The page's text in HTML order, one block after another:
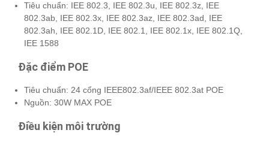
Tiêu chuẩn: IEE 802.3, IEE 802.3u, IEE 802.3z, IEE
802.3ab, IEE 802.3x, IEE 802.3az, IEE 802.3ad, IEE
802.3ah, IEE 802.1D, IEE 802.1, IEE 802.1x, IEE 802.1Q,
IEE 1588
Đặc điểm POE
Tiêu chuẩn: 24 cổng IEEE802.3af/IEEE 802.3at POE
Nguồn: 30W MAX POE
Điều kiện môi trường